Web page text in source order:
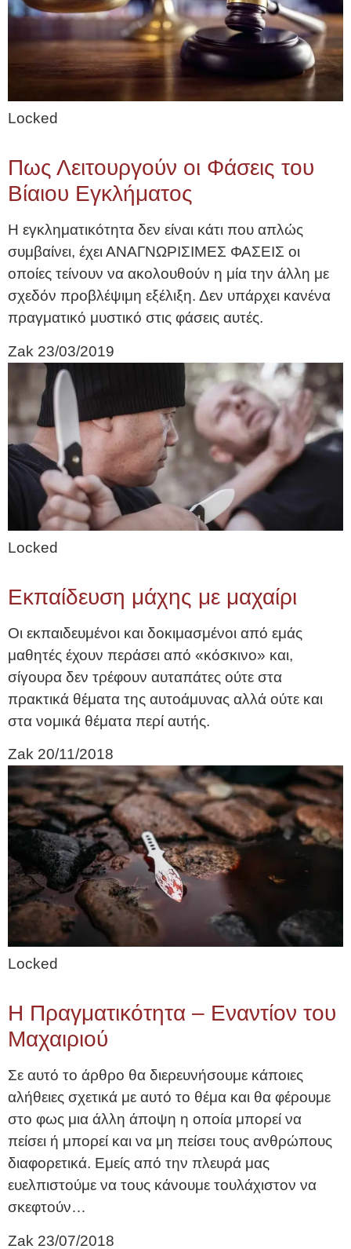
Locked
Πως Λειτουργούν οι Φάσεις του
Βίαιου Εγκλήματος
Η εγκληματικότητα δεν είναι κάτι που απλώς
συμβαίνει, έχει ΑΝΑΓΝΩΡΙΣΙΜΕΣ ΦΑΣΕΙΣ οι
οποίες τείνουν να ακολουθούν η μία την άλλη με
σχεδόν προβλέψιμη εξέλιξη. Δεν υπάρχει κανένα
πραγματικό μυστικό στις φάσεις αυτές.
Zak 23/03/2019
Locked
Εκπαίδευση μάχης με μαχαίρι
Οι εκπαιδευμένοι και δοκιμασμένοι από εμάς
μαθητές έχουν περάσει από «κόσκινο» και,
σίγουρα δεν τρέφουν αυταπάτες ούτε στα
πρακτικά θέματα της αυτοάμυνας αλλά ούτε και
στα νομικά θέματα περί αυτής.
Zak 20/11/2018
Locked
Η Πραγματικότητα – Εναντίον του
Μαχαιριού
Σε αυτό το άρθρο θα διερευνήσουμε κάποιες
αλήθειες σχετικά με αυτό το θέμα και θα φέρουμε
στο φως μια άλλη άποψη η οποία μπορεί να
πείσει ή μπορεί και να μη πείσει τους ανθρώπους
διαφορετικά. Εμείς από την πλευρά μας
ευελπιστούμε να τους κάνουμε τουλάχιστον να
σκεφτούν…
Zak 23/07/2018